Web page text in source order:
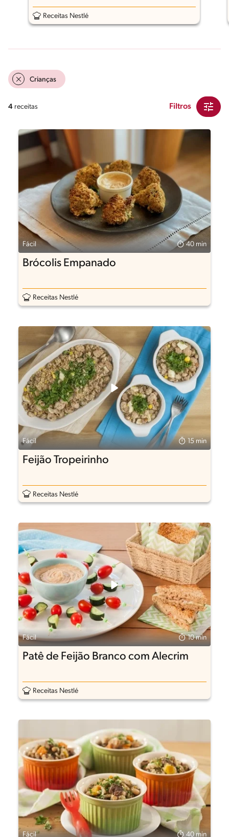
Receitas Nestlé
Crianças
4 receitas Filtros
Fácil 40 min
Brócolis Empanado
Receitas Nestlé
Fácil 15 min
Feijão Tropeirinho
Receitas Nestlé
Fácil 10 min
Patê de Feijão Branco com Alecrim
Receitas Nestlé
Fácil 40 min